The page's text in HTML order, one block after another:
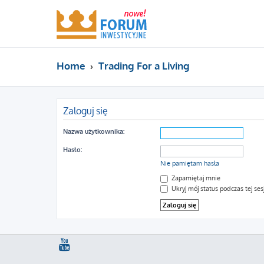
Home Trading For a Living
Zaloguj się
Nazwa użytkownika:
Hasło:
Nie pamiętam hasła
Zapamiętaj mnie
Ukryj mój status podczas tej